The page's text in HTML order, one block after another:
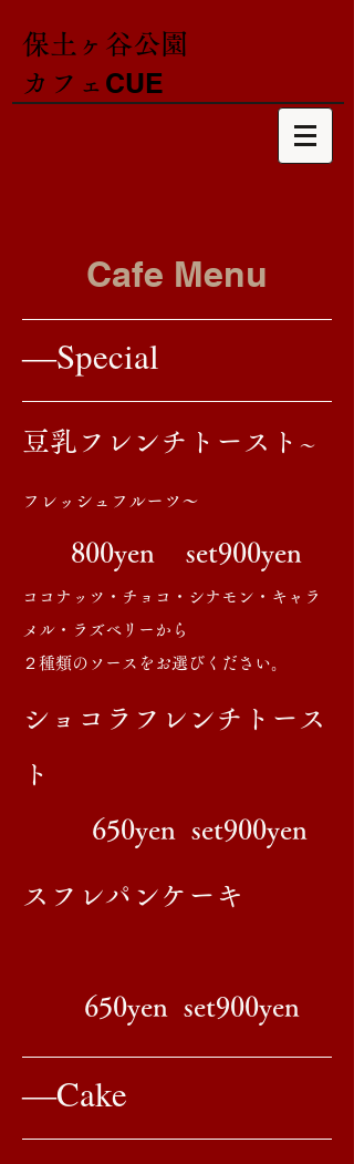
保土ヶ谷公園
​カフェ CUE
​Cafe Menu
​―Special
​豆乳フレンチトースト ​～
フレッシュフルーツ～
800yen set900yen
ココナッツ・チョコ・シナモン・キャラ
メル・​ラズベリーから
​２種類のソースをお選びください。
​ショコラフレンチトース
ト
650yen set900yen
​スフレパンケーキ
650yen set900yen
​―Cake